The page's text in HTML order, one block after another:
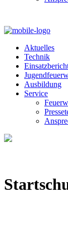
Aktuelles
Technik
Ausbildung
Service